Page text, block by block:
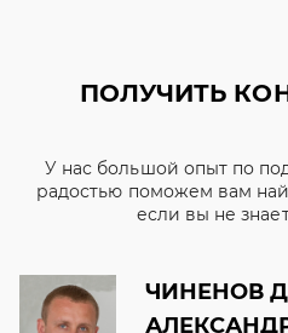
ПОЛУЧИТЬ
У нас большой опыт по
радостью поможем вам
если вы не
ЧИНЕНОВ